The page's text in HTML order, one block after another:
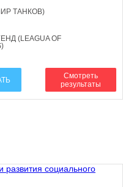
ТАНКОВ)
(LEAGUA OF
Смотреть
результаты